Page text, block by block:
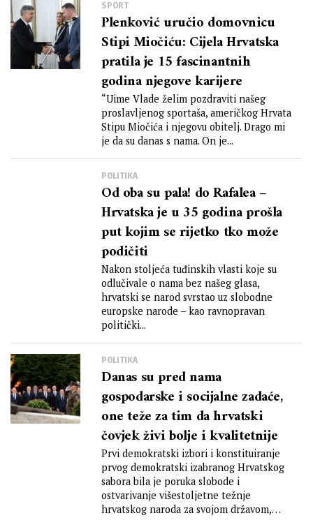
SPORT
Plenković uručio domovnicu
Stipi Miočiću: Cijela Hrvatska
pratila je 15 fascinantnih
godina njegove karijere
“Uime Vlade želim pozdraviti našeg
proslavljenog sportaša, američkog Hrvata
Stipu Miočića i njegovu obitelj. Drago mi
je da su danas s nama. On je...
POLITIKA
Od oba su pala! do Rafalea –
Hrvatska je u 35 godina prošla
put kojim se rijetko tko može
podičiti
Nakon stoljeća tuđinskih vlasti koje su
odlučivale o nama bez našeg glasa,
hrvatski se narod svrstao uz slobodne
europske narode – kao ravnopravan
politički...
POLITIKA
Danas su pred nama
gospodarske i socijalne zadaće,
one teže za tim da hrvatski
čovjek živi bolje i kvalitetnije
Prvi demokratski izbori i konstituiranje
prvog demokratski izabranog Hrvatskog
sabora bila je poruka slobode i
ostvarivanje višestoljetne težnje
hrvatskog naroda za svojom državom,